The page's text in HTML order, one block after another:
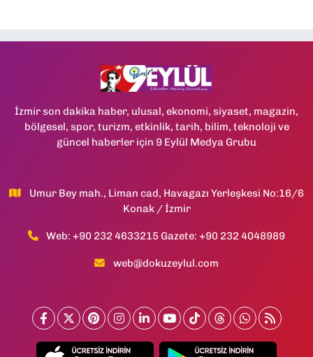
İzmir son dakika haber, ulusal, ekonomi, siyaset, magazin,
bölgesel, spor, turizm, etkinlik, tarih, bilim, teknoloji ve
güncel haberler için 9 Eylül Medya Grubu
Umur Bey mah., Liman cad, Havagazı Yerleşkesi No:16/6
Konak / İzmir
Web: +90 232 4633215 Gazete: +90 232 4048989
web@dokuzeylul.com